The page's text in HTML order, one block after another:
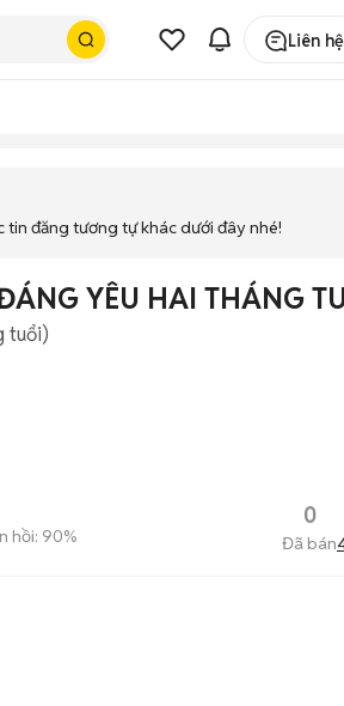
Liên hệ
tin đăng tương tự khác dưới đây nhé!
YÊU HAI THÁNG
tuổi)
hồi: 90%
0
Đã bán